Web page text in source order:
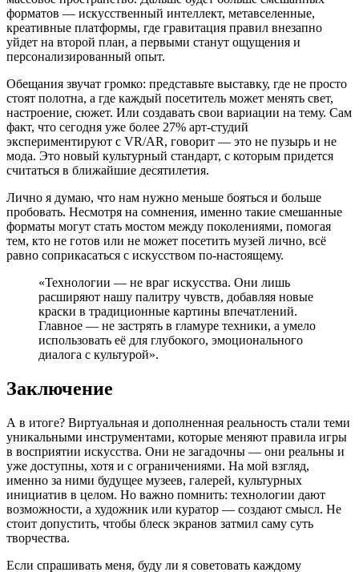
форматов — искусственный интеллект, метавселенные,
креативные платформы, где гравитация правил внезапно
уйдет на второй план, а первыми станут ощущения и
персонализированный опыт.
Обещания звучат громко: представьте выставку, где не просто
стоят полотна, а где каждый посетитель может менять свет,
настроение, сюжет. Или создавать свои вариации на тему. Сам
факт, что сегодня уже более 27% арт-студий
экспериментируют с VR/AR, говорит — это не пузырь и не
мода. Это новый культурный стандарт, с которым придется
считаться в ближайшие десятилетия.
Лично я думаю, что нам нужно меньше бояться и больше
пробовать. Несмотря на сомнения, именно такие смешанные
форматы могут стать мостом между поколениями, помогая
тем, кто не готов или не может посетить музей лично, всё
равно соприкасаться с искусством по-настоящему.
«Технологии — не враг искусства. Они лишь
расширяют нашу палитру чувств, добавляя новые
краски в традиционные картины впечатлений.
Главное — не застрять в гламуре техники, а умело
использовать её для глубокого, эмоционального
диалога с культурой».
Заключение
А в итоге? Виртуальная и дополненная реальность стали теми
уникальными инструментами, которые меняют правила игры
в восприятии искусства. Они не загадочны — они реальны и
уже доступны, хотя и с ограничениями. На мой взгляд,
именно за ними будущее музеев, галерей, культурных
инициатив в целом. Но важно помнить: технологии дают
возможности, а художник или куратор — создают смысл. Не
стоит допустить, чтобы блеск экранов затмил саму суть
творчества.
Если спрашивать меня, буду ли я советовать каждому